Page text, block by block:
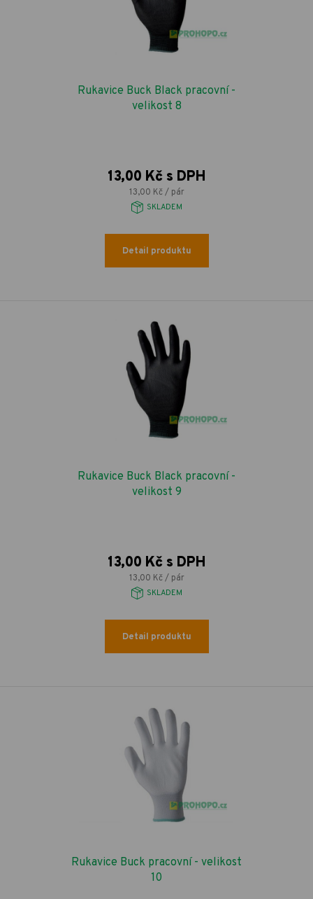
Rukavice Buck Black pracovní -
velikost 8
13,00 Kč s DPH
13,00 Kč / pár
SKLADEM
Detail produktu
Rukavice Buck Black pracovní -
velikost 9
13,00 Kč s DPH
13,00 Kč / pár
SKLADEM
Detail produktu
Rukavice Buck pracovní - velikost
10